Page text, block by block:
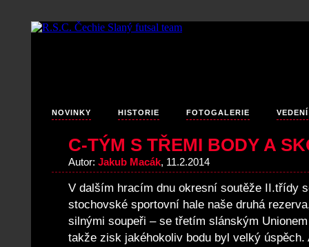
NOVINKY HISTORIE FOTOGALERIE VEDENÍ
C-TÝM S TŘEMI BODY A
Autor: Jakub Macák, 11.2.2014
V dalším hracím dnu okresní soutěže II.třídy
stochovské sportovní hale naše druhá
silnými soupeři – se třetím slánským
takže zisk jakéhokoliv bodu byl velký